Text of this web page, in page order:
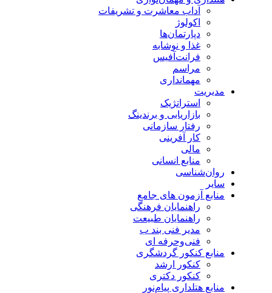
آداب معاشرت و تشریفات
اکولوژ
دپارتمان‌ها
غذا و نوشابه
فرانت‌آفیس
مراسم
مهمانداری
مدیریت
استراتژیک
بازاریابی و برندینگ
رفتار سازمانی
کار آفرینی
مالی
منابع انسانی
روان‌شناسی
سایر
منابع آزمون های جامع
راهنمایان فرهنگی
راهنمایان طبیعت
مدیر فنی بند ب
فنی‌وحرفه‌ ای
منابع کنکور گردشگری
کنکور ارشد
کنکور دکتری
منابع هتلداری پیام‌نور